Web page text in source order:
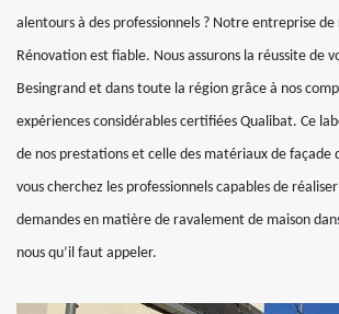
alentours à des professionnels ? Notre entreprise de
Rénovation est fiable. Nous assurons la réussite de
Besingrand et dans toute la région grâce à nos
expériences considérables certifiées Qualibat. Ce
de nos prestations et celle des matériaux de façade
vous cherchez les professionnels capables de
demandes en matière de ravalement de maison
nous qu’il faut appeler.